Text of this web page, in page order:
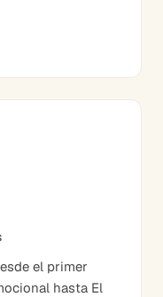
el primer
hasta El